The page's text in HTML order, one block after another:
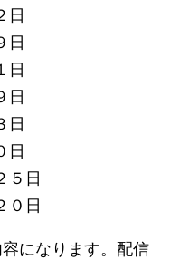
日
日
日
日
日
日
５日
０日
になります。配信